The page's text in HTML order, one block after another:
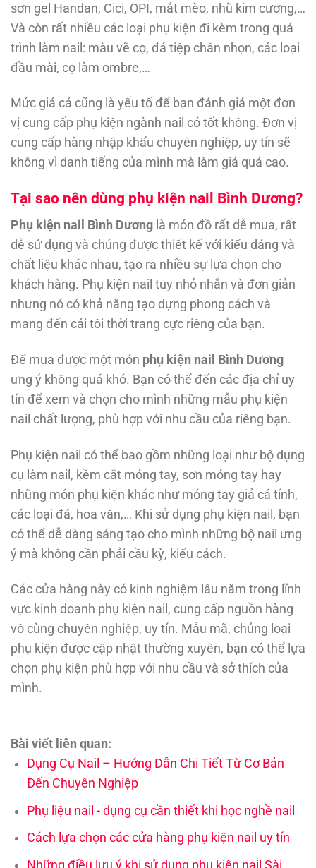
sơn gel Handan, Cici, OPI, mắt mèo, nhũ kim cương,…
Và còn rất nhiều các loại phụ kiện đi kèm trong quá
trình làm nail: màu vẽ cọ, đá tiệp chân nhọn, các loại
đầu mài, cọ làm ombre,…
Mức giá cả cũng là yếu tố để bạn đánh giá một đơn
vị cung cấp phụ kiện ngành nail có tốt không. Đơn vị
cung cấp hàng nhập khẩu chuyên nghiệp, uy tín sẽ
không vì danh tiếng của mình mà làm giá quá cao.
Tại sao nên dùng phụ kiện nail Bình Dương?
Phụ kiện nail Bình Dương là món đồ rất dễ mua, rất
dễ sử dụng và chúng được thiết kế với kiểu dáng và
chất liệu khác nhau, tạo ra nhiều sự lựa chọn cho
khách hàng. Phụ kiện nail tuy nhỏ nhắn và đơn giản
nhưng nó có khả năng tạo dựng phong cách và
mang đến cái tôi thời trang cực riêng của bạn.
Để mua được một món phụ kiện nail Bình Dương
ưng ý không quá khó. Bạn có thể đến các địa chỉ uy
tín để xem và chọn cho mình những mẫu phụ kiện
nail chất lượng, phù hợp với nhu cầu của riêng bạn.
Phụ kiện nail có thể bao gồm những loại như bộ dụng
cụ làm nail, kềm cắt móng tay, sơn móng tay hay
những món phụ kiện khác như móng tay giả cá tính,
các loại đá, hoa văn,… Khi sử dụng phụ kiện nail, bạn
có thể dễ dàng sáng tạo cho mình những bộ nail ưng
ý mà không cần phải cầu kỳ, kiểu cách.
Các cửa hàng này có kinh nghiệm lâu năm trong lĩnh
vực kinh doanh phụ kiện nail, cung cấp nguồn hàng
vô cùng chuyên nghiệp, uy tín. Mẫu mã, chủng loại
phụ kiện được cập nhật thường xuyên, bạn có thể lựa
chọn phụ kiện phù hợp với nhu cầu và sở thích của
mình.
Bài viết liên quan:
Dụng Cụ Nail – Hướng Dẫn Chi Tiết Từ Cơ Bản
Đến Chuyên Nghiệp
Phụ liệu nail - dụng cụ cần thiết khi học nghề nail
Cách lựa chọn các cửa hàng phụ kiện nail uy tín
Những điều lưu ý khi sử dụng phụ kiện nail Sài